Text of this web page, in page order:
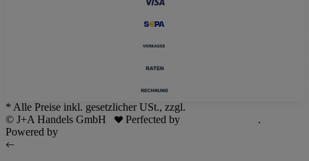
* Alle Preise inkl. gesetzlicher USt., zzgl.
© J+A Handels GmbH
Perfected by
.
Powered by